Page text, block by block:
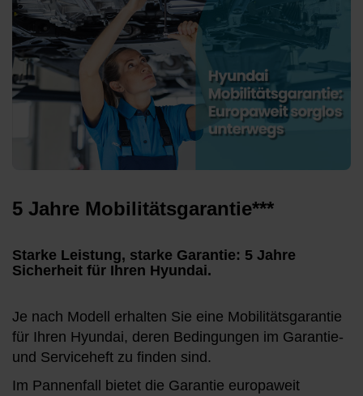
5 Jahre Mobilitätsgarantie***
Starke Leistung, starke Garantie: 5 Jahre
Sicherheit für Ihren Hyundai.
Je nach Modell erhalten Sie eine Mobilitätsgarantie
für Ihren Hyundai, deren Bedingungen im Garantie-
und Serviceheft zu finden sind.
Im Pannenfall bietet die Garantie europaweit